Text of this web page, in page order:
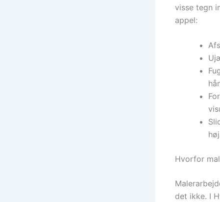
visse tegn
appel:
Hvorfor
det ikke. I